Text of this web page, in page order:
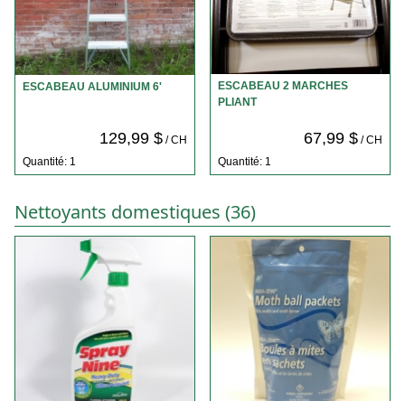
ESCABEAU ALUMINIUM 6'
129,99 $/ CH
Quantité: 1
ESCABEAU 2 MARCHES
PLIANT
67,99 $/ CH
Quantité: 1
Nettoyants domestiques (36)